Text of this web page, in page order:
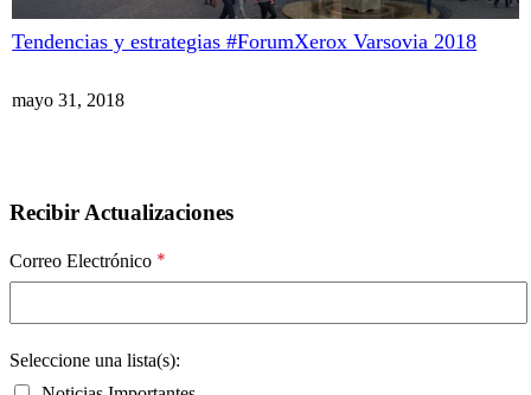
Tendencias y estrategias #ForumXerox Varsovia 2018
mayo 31, 2018
Recibir Actualizaciones
Correo Electrónico *
Seleccione una lista(s):